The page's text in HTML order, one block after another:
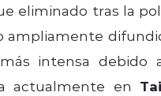
eliminado tras la
ampliamente
intensa debido
actualmente en